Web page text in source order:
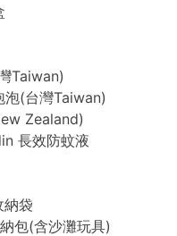
Taiwan)
(台灣Taiwan)
Zealand)
長效防蚊液
袋
包(含沙灘玩具)